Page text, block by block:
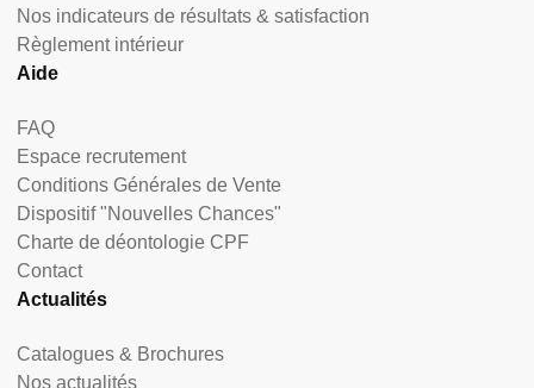
Nos indicateurs de résultats & satisfaction
Règlement intérieur
Aide
FAQ
Espace recrutement
Conditions Générales de Vente
Dispositif "Nouvelles Chances"
Charte de déontologie CPF
Contact
Actualités
Catalogues & Brochures
Nos actualités